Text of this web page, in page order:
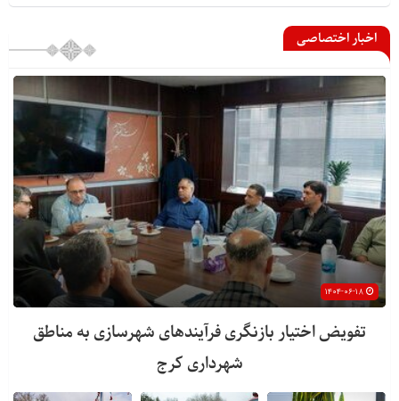
اخبار اختصاصی
تفویض اختیار بازنگری فرآیندهای شهرسازی به مناطق
شهرداری کرج